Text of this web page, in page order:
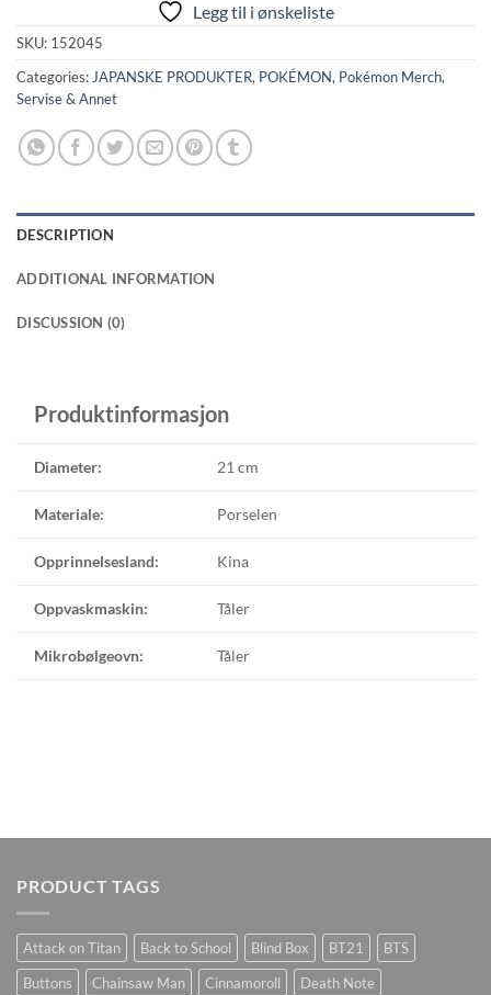
Legg til i ønskeliste
SKU: 152045
Categories:JAPANSKE PRODUKTER, POKÉMON, Pokémon Merch,
Servise & Annet
DESCRIPTION
ADDITIONAL INFORMATION
DISCUSSION (0)
Produktinformasjon
Diameter: 21 cm
Materiale: Porselen
Opprinnelsesland: Kina
Oppvaskmaskin: Tåler
Mikrobølgeovn: Tåler
PRODUCT TAGS
Attack on Titan Back to School Blind Box BT21
BTS
Buttons
Chainsaw Man Cinnamoroll
Death Note